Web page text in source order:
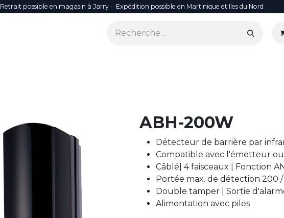
Retrait possible en magasin à Jarry - Expédition possible en Martinique et Iles du Nord
ABH-200W
Détecteur de barrière par
Compatible avec l'émetteur
Câblé| 4 faisceaux | Fonction
Portée max. de détection 200
Double tamper | Sortie
Alimentation avec piles